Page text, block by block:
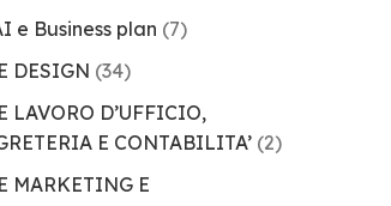
e Business plan (7)
DESIGN (34)
LAVORO D’UFFICIO,
E CONTABILITA’(2)
MARKETING E